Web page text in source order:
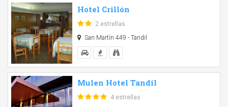
Hotel Crillón
2 estrellas
San Martín 449 - Tandil
Mulen Hotel Tandil
4 estrellas